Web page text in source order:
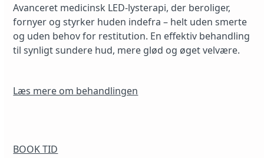
Avanceret medicinsk LED-lysterapi, der beroliger,
fornyer og styrker huden indefra – helt uden smerte
og uden behov for restitution. En effektiv behandling
til synligt sundere hud, mere glød og øget velvære.
Læs mere om behandlingen
BOOK TID